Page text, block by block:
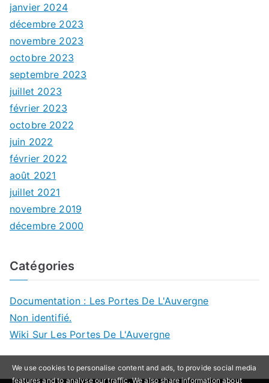
janvier 2024
décembre 2023
novembre 2023
octobre 2023
septembre 2023
juillet 2023
février 2023
octobre 2022
juin 2022
février 2022
août 2021
juillet 2021
novembre 2019
décembre 2000
Catégories
Documentation : Les Portes De L'Auvergne
Non identifié.
Wiki Sur Les Portes De L'Auvergne
We use cookies to personalise content and ads, to provide social media
features and to analyse our traffic. We also share information about